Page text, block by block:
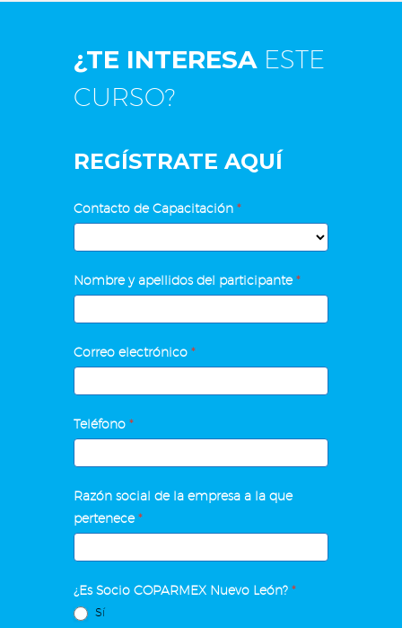
¿TE INTERESAESTE
CURSO?
REGÍSTRATE AQUÍ
POWER
BI
Contacto de Capacitación *
Nombre y apellidos del participante*
Correo electrónico *
Teléfono *
Razón social de la empresa a la que
pertenece*
¿Es Socio COPARMEX Nuevo León? *
Sí